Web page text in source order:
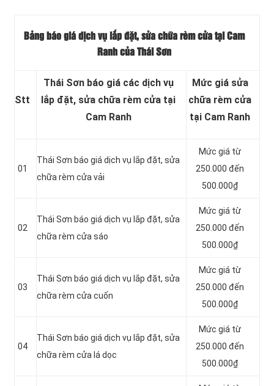
Bảng báo giá dịch vụ lắp đặt, sửa chữa rèm cửa tại Cam
Ranh của Thái Sơn
Stt
Thái Sơn báo giá các dịch vụ
lắp đặt, sửa chữa rèm cửa tại
Cam Ranh
Mức giá sửa
chữa rèm cửa
tại Cam Ranh
01
Thái Sơn báo giá dịch vụ lắp đặt, sửa
chữa rèm cửa vải
Mức giá từ
250.000 đến
500.000₫
02
Thái Sơn báo giá dịch vụ lắp đặt, sửa
chữa rèm cửa sáo
Mức giá từ
250.000 đến
500.000₫
03
Thái Sơn báo giá dịch vụ lắp đặt, sửa
chữa rèm cửa cuốn
Mức giá từ
250.000 đến
500.000₫
04
Thái Sơn báo giá dịch vụ lắp đặt, sửa
chữa rèm cửa lá dọc
Mức giá từ
250.000 đến
500.000₫